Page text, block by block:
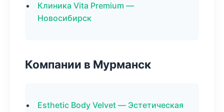
Клиника Vita Premium —
Новосибирск
Компании в Мурманск
Esthetic Body Velvet — Эстетическая